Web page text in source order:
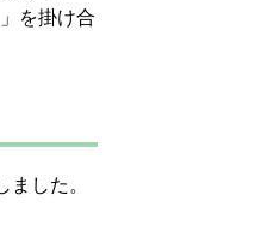
を掛け合
した。